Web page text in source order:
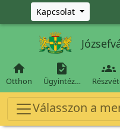
Ugrás a fő tartalomra
Kapcsolat

Otthon

Ügyintéz…

Válasszon a